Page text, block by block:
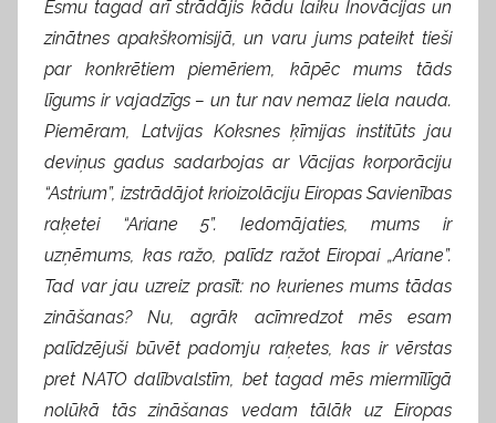
Esmu tagad arī strādājis kādu laiku Inovācijas un
zinātnes apakškomisijā, un varu jums pateikt tieši
par konkrētiem piemēriem, kāpēc mums tāds
līgums ir vajadzīgs – un tur nav nemaz liela nauda.
Piemēram, Latvijas Koksnes ķīmijas institūts jau
deviņus gadus sadarbojas ar Vācijas korporāciju
“Astrium”, izstrādājot krioizolāciju Eiropas Savienības
raķetei “Ariane 5”. Iedomājaties, mums ir
uzņēmums, kas ražo, palīdz ražot Eiropai „Ariane”.
Tad var jau uzreiz prasīt: no kurienes mums tādas
zināšanas? Nu, agrāk acīmredzot mēs esam
palīdzējuši būvēt padomju raķetes, kas ir vērstas
pret NATO dalībvalstīm, bet tagad mēs miermīlīgā
nolūkā tās zināšanas vedam tālāk uz Eiropas